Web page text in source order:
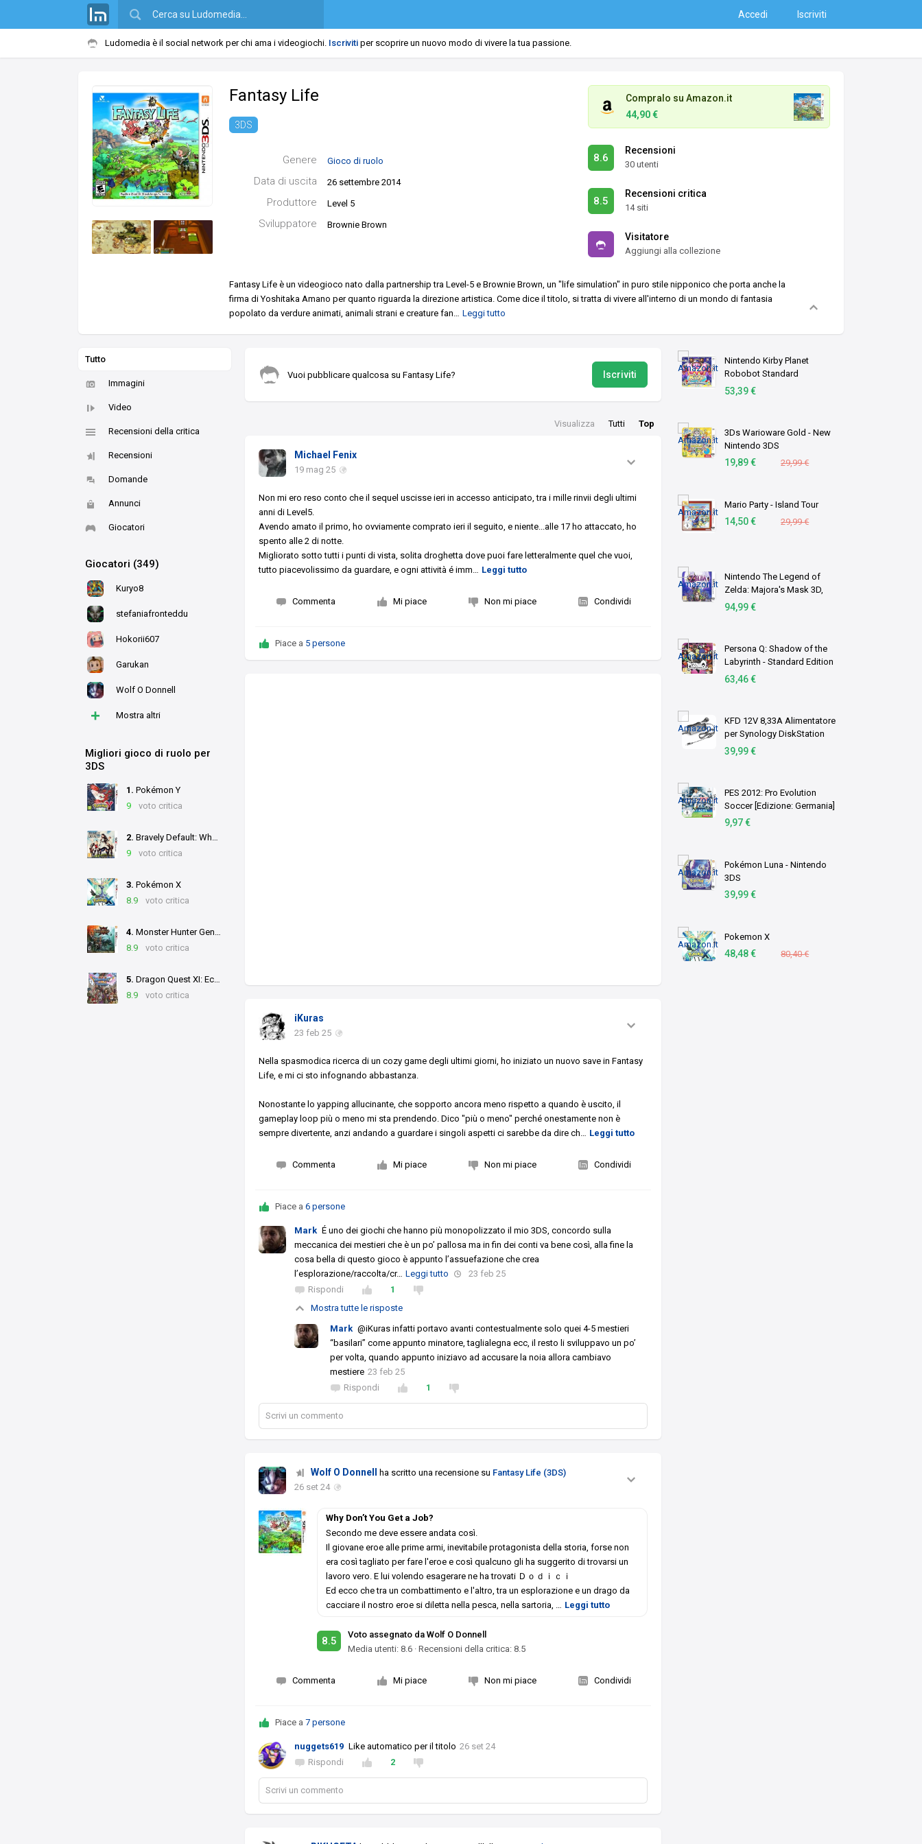
Accedi Iscriviti
Ludomedia è il social network per chi ama i videogiochi. Iscriviti per scoprire un nuovo modo di vivere la tua passione.
Fantasy Life
3DS
Genere Gioco di ruolo
Data di uscita 26 settembre 2014
Produttore Level 5
Sviluppatore Brownie Brown
Compralo su Amazon.it
44,90 €
8.6
Recensioni
30 utenti
8.5
Recensioni critica
14 siti
Visitatore
Aggiungi alla collezione
Fantasy Life è un videogioco nato dalla partnership tra Level-5 e Brownie Brown, un "life simulation" in puro stile nipponico che porta anche la
firma di Yoshitaka Amano per quanto riguarda la direzione artistica. Come dice il titolo, si tratta di vivere all'interno di un mondo di fantasia
popolato da verdure animati, animali strani e creature fan… Leggi tutto
Tutto
Immagini
Video
Recensioni della critica
Recensioni
Domande
Annunci
Giocatori
Giocatori (349)
Kuryo8
stefaniafronteddu
Hokorii607
Garukan
Wolf O Donnell
+ Mostra altri
Migliori gioco di ruolo per
3DS
1. Pokémon Y
9
voto critica
2. Bravely Default: Where the Fairy Flies
9
voto critica
3. Pokémon X
8.9
voto critica
4. Monster Hunter Generations
8.9
voto critica
5. Dragon Quest XI: Echoes of an Elusive Age
8.9
voto critica
Nintendo Kirby Planet
Robobot Standard
Allemand, Anglais,
53,39 €
3Ds Warioware Gold - New
Nintendo 3DS
19,89 € 29,99 €
Mario Party - Island Tour
14,50 € 29,99 €
Nintendo The Legend of
Zelda: Majora's Mask 3D,
3DS Standard Anglais
94,99 €
Persona Q: Shadow of the
Labyrinth - Standard Edition
(Nintendo 3DS) [Edizione:
63,46 €
KFD 12V 8,33A Alimentatore
per Synology DiskStation
DS413 DS413j DS916+
EA11001E …
39,99 €
PES 2012: Pro Evolution
Soccer [Edizione: Germania]
9,97 €
Pokémon Luna - Nintendo
3DS
39,99 €
Pokemon X
48,48 € 80,40 €
Vuoi pubblicare qualcosa su Fantasy Life? Iscriviti
Visualizza Tutti Top
Michael Fenix
19 mag 25
Non mi ero reso conto che il sequel uscisse ieri in accesso anticipato, tra i mille rinvii degli ultimi
anni di Level5.
Avendo amato il primo, ho ovviamente comprato ieri il seguito, e niente...alle 17 ho attaccato, ho
spento alle 2 di notte.
Migliorato sotto tutti i punti di vista, solita droghetta dove puoi fare letteralmente quel che vuoi,
tutto piacevolissimo da guardare, e ogni attività é imm… Leggi tutto
Commenta Mi piace Non mi piace Condividi
Piace a 5 persone
iKuras
23 feb 25
Nella spasmodica ricerca di un cozy game degli ultimi giorni, ho iniziato un nuovo save in Fantasy
Life, e mi ci sto infognando abbastanza.
Nonostante lo yapping allucinante, che sopporto ancora meno rispetto a quando è uscito, il
gameplay loop più o meno mi sta prendendo. Dico "più o meno" perché onestamente non è
sempre divertente, anzi andando a guardare i singoli aspetti ci sarebbe da dire ch… Leggi tutto
Commenta Mi piace Non mi piace Condividi
Piace a6 persone
Mark É uno dei giochi che hanno più monopolizzato il mio 3DS, concordo sulla
meccanica dei mestieri che è un po’ pallosa ma in fin dei conti va bene così, alla fine la
cosa bella di questo gioco è appunto l’assuefazione che crea
l’esplorazione/raccolta/cr… Leggi tutto
23 feb 25
Rispondi
1
Mostra tutte le risposte
Mark @iKuras infatti portavo avanti contestualmente solo quei 4-5 mestieri
“basilari” come appunto minatore, taglialegna ecc, il resto li sviluppavo un po’
per volta, quando appunto iniziavo ad accusare la noia allora cambiavo
mestiere 23 feb 25
Rispondi
1
Scrivi un commento
Wolf O Donnell ha scritto una recensione su Fantasy Life (3DS)
26 set 24
Why Don’t You Get a Job?
Secondo me deve essere andata così.
Il giovane eroe alle prime armi, inevitabile protagonista della storia, forse non
era così tagliato per fare l'eroe e così qualcuno gli ha suggerito di trovarsi un
lavoro vero. E lui volendo esagerare ne ha trovati Ｄｏｄｉｃｉ
Ed ecco che tra un combattimento e l'altro, tra un esplorazione e un drago da
cacciare il nostro eroe si diletta nella pesca, nella sartoria, … Leggi tutto
8.5
Voto assegnato da Wolf O Donnell
Media utenti:8.6 ·Recensioni della critica: 8.5
Commenta Mi piace Non mi piace Condividi
Piace a7 persone
nuggets619 Like automatico per il titolo 26 set 24
Rispondi
2
Scrivi un commento